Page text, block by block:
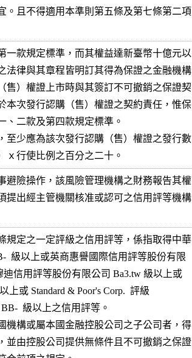
。且不得適用本準則第五條及第七條第二項
一款規定標準，而其權益達新臺幣十億元以
法律與其章程皆明訂其得為保證之金融機構
售）權證上市時與其簽訂不可撤銷之保證契
本次發行認購（售）權證之契約責任，惟保
、二款及第四款規定標準。
至少應為該次發行認購（售）權證之發行數
ｘ行使比例之百分之二十。
避險操作，該風險管理機構之財務報告其權
提出經主管機關核准或認可之信用評等機構
規定之一定評級之信用評等，係指取得中華
級以上或英商惠譽國際信用評等股份有限
信用評等股份有限公司 Ba3.tw 級以上或
上或 Standard & Poor's Corp.  評級
級以上之信用評等。
機構或屬本國金融控股公司之子公司者，得
並由控股公司提供無條件且不可撤銷之保證